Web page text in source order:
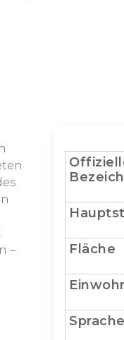
–
Fläche
Sprache